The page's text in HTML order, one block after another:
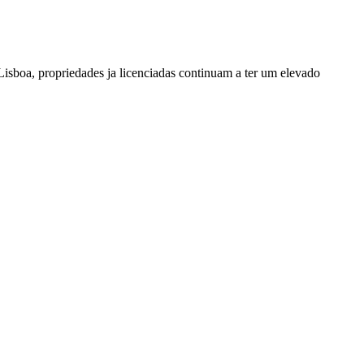
propriedades ja licenciadas continuam a ter um elevado